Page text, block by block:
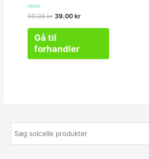
Vurderet
0
af
99.00kr 39.00 kr
Gå til
forhandler